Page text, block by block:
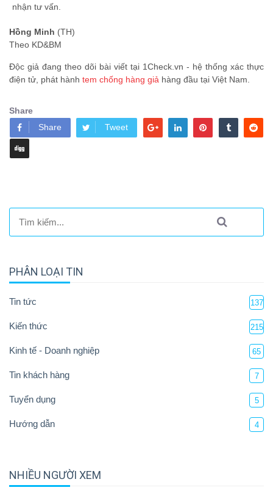
nhận tư vấn.
Hồng Minh (TH)
Theo KD&BM
Độc giả đang theo dõi bài viết tại 1Check.vn - hệ thống xác thực
điện tử, phát hành tem chống hàng giả hàng đầu tại Việt Nam.
Share
Share
Tweet
PHÂN LOẠI TIN
Tin tức 137
Kiến thức 215
Kinh tế - Doanh nghiệp 65
Tin khách hàng 7
Tuyển dụng 5
Hướng dẫn 4
NHIỀU NGƯỜI XEM